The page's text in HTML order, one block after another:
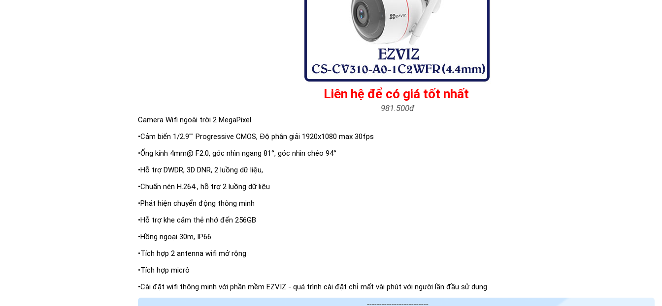
Liên hệ để có giá tốt nhất
981.500đ
Camera Wifi ngoài trời 2 MegaPixel
•Cảm biến 1/2.9"" Progressive CMOS, Độ phân giải 1920x1080 max 30fps
•Ống kính 4mm@ F2.0, góc nhìn ngang 81°, góc nhìn chéo 94°
•Hỗ trợ DWDR, 3D DNR, 2 luồng dữ liệu,
•Chuấn nén H.264 , hỗ trợ 2 luồng dữ liệu
•Phát hiện chuyển động thông minh
•Hỗ trợ khe cắm thẻ nhớ đến 256GB
•Hồng ngoại 30m, IP66
•Tích hợp 2 antenna wifi mở rộng
•Tích hợp micrô
•Cài đặt wifi thông minh với phần mềm EZVIZ - quá trình cài đặt chỉ mất vài phút với người lần đầu sử dụng
-------------------------